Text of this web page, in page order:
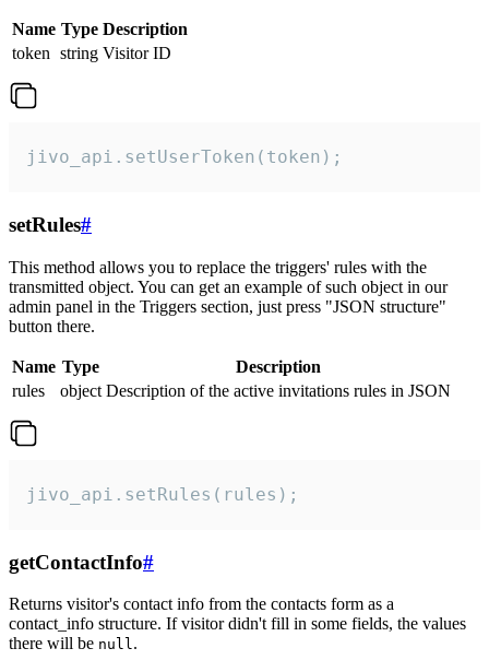
Name Type Description
token string Visitor ID
jivo_api.setUserToken(token);
setRules#
This method allows you to replace the triggers' rules with the
transmitted object. You can get an example of such object in our
admin panel in the Triggers section, just press "JSON structure"
button there.
Name Type
Description
rules
object Description of the active invitations rules in JSON
jivo_api.setRules(rules);
getContactInfo#
Returns visitor's contact info from the contacts form as a
contact_info structure. If visitor didn't fill in some fields, the values
there will be null.